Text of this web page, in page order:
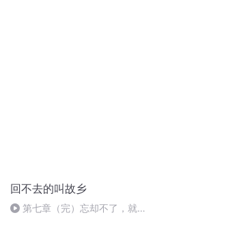
回不去的叫故乡
第七章（完）忘却不了，就记